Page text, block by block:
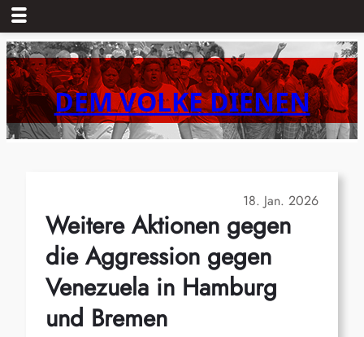
Zum
Inhalt
springenDEM VOLKE DIENEN
18. Jan. 2026
Weitere Aktionen gegen
die Aggression gegen
Venezuela in Hamburg
und Bremen